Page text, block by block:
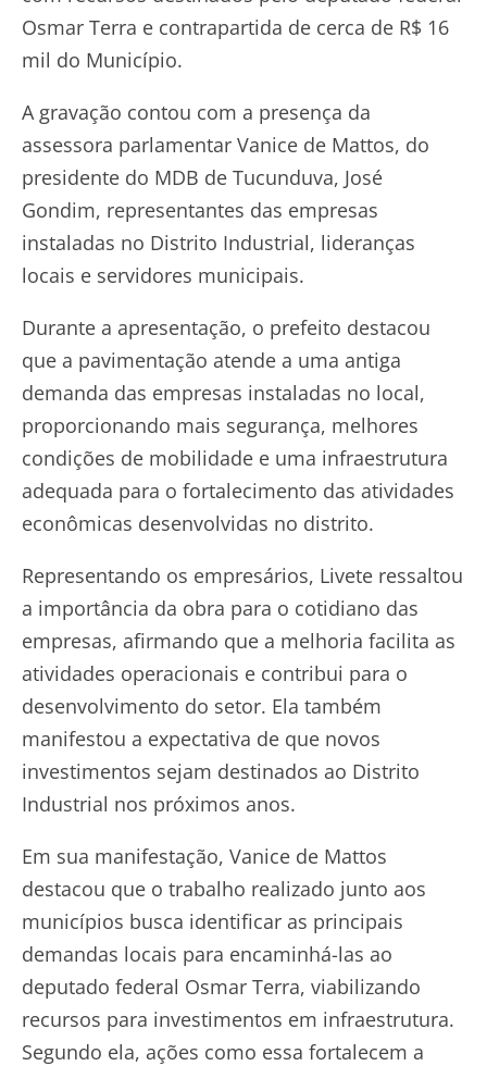
Osmar Terra e contrapartida de cerca de R$ 16
mil do Município.
A gravação contou com a presença da
assessora parlamentar Vanice de Mattos, do
presidente do MDB de Tucunduva, José
Gondim, representantes das empresas
instaladas no Distrito Industrial, lideranças
locais e servidores municipais.
Durante a apresentação, o prefeito destacou
que a pavimentação atende a uma antiga
demanda das empresas instaladas no local,
proporcionando mais segurança, melhores
condições de mobilidade e uma infraestrutura
adequada para o fortalecimento das atividades
econômicas desenvolvidas no distrito.
Representando os empresários, Livete ressaltou
a importância da obra para o cotidiano das
empresas, afirmando que a melhoria facilita as
atividades operacionais e contribui para o
desenvolvimento do setor. Ela também
manifestou a expectativa de que novos
investimentos sejam destinados ao Distrito
Industrial nos próximos anos.
Em sua manifestação, Vanice de Mattos
destacou que o trabalho realizado junto aos
municípios busca identificar as principais
demandas locais para encaminhá-las ao
deputado federal Osmar Terra, viabilizando
recursos para investimentos em infraestrutura.
Segundo ela, ações como essa fortalecem a